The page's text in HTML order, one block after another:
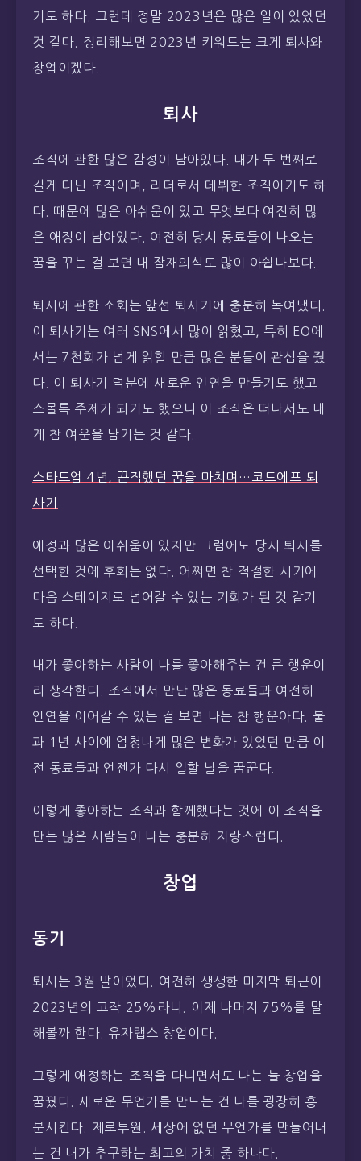
기도 하다. 그런데 정말 2023년은 많은 일이 있었던
것 같다. 정리해보면 2023년 키워드는 크게 퇴사와
창업이겠다.
퇴사
조직에 관한 많은 감정이 남아있다. 내가 두 번째로
길게 다닌 조직이며, 리더로서 데뷔한 조직이기도 하
다. 때문에 많은 아쉬움이 있고 무엇보다 여전히 많
은 애정이 남아있다. 여전히 당시 동료들이 나오는
꿈을 꾸는 걸 보면 내 잠재의식도 많이 아쉽나보다.
퇴사에 관한 소회는 앞선 퇴사기에 충분히 녹여냈다.
이 퇴사기는 여러 SNS에서 많이 읽혔고, 특히 EO에
서는 7천회가 넘게 읽힐 만큼 많은 분들이 관심을 줬
다. 이 퇴사기 덕분에 새로운 인연을 만들기도 했고
스몰톡 주제가 되기도 했으니 이 조직은 떠나서도 내
게 참 여운을 남기는 것 같다.
스타트업 4년, 끈적했던 꿈을 마치며…코드에프 퇴
사기
애정과 많은 아쉬움이 있지만 그럼에도 당시 퇴사를
선택한 것에 후회는 없다. 어쩌면 참 적절한 시기에
다음 스테이지로 넘어갈 수 있는 기회가 된 것 같기
도 하다.
내가 좋아하는 사람이 나를 좋아해주는 건 큰 행운이
라 생각한다. 조직에서 만난 많은 동료들과 여전히
인연을 이어갈 수 있는 걸 보면 나는 참 행운아다. 불
과 1년 사이에 엄청나게 많은 변화가 있었던 만큼 이
전 동료들과 언젠가 다시 일할 날을 꿈꾼다.
이렇게 좋아하는 조직과 함께했다는 것에 이 조직을
만든 많은 사람들이 나는 충분히 자랑스럽다.
창업
동기
퇴사는 3월 말이었다. 여전히 생생한 마지막 퇴근이
2023년의 고작 25%라니. 이제 나머지 75%를 말
해볼까 한다. 유자랩스 창업이다.
그렇게 애정하는 조직을 다니면서도 나는 늘 창업을
꿈꿨다. 새로운 무언가를 만드는 건 나를 굉장히 흥
분시킨다. 제로투원. 세상에 없던 무언가를 만들어내
는 건 내가 추구하는 최고의 가치 중 하나다.